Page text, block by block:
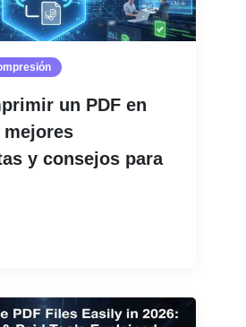
un PDF en
mejores
y consejos para